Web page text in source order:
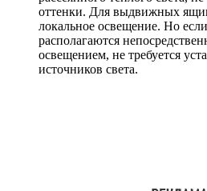
оттенки. Для выдвижных
локальное освещение. Но
располагаются
освещением, не требуется
источников света.